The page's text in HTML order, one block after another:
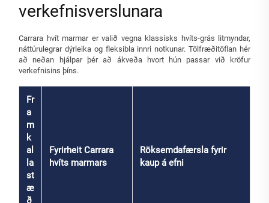
verkefnisverslunara
Carrara hvít marmar er valið vegna klassísks hvíts-grás litmyndar,
náttúrulegrar dýrleika og fleksibla innri notkunar. Tölfræðitöflan hér
að neðan hjálpar þér að ákveða hvort hún passar við kröfur
verkefnisins þíns.
Fr
a
m
k
al
la
st
æ
ð
Fyrirheit Carrara
hvíts marmars
Röksemdafærsla fyrir
kaup á efni